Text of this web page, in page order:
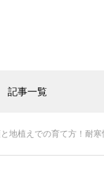
記事一覧
地植えでの育て方！耐